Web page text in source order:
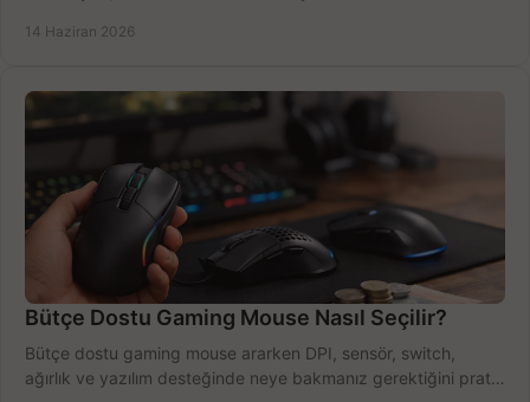
14 Haziran 2026
Bütçe Dostu Gaming Mouse Nasıl Seçilir?
Bütçe dostu gaming mouse ararken DPI, sensör, switch,
ağırlık ve yazılım desteğinde neye bakmanız gerektiğini pratik